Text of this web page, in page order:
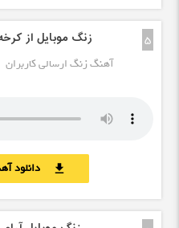
5 زنگ موبایل از
آهنگ زنگ ارسالی کاربران
download دانلود